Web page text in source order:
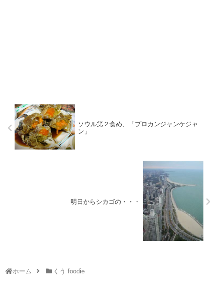
ソウル第２食め、「プロカンジャンケジャ
ン」
明日からシカゴの・・・
ホーム くう foodie